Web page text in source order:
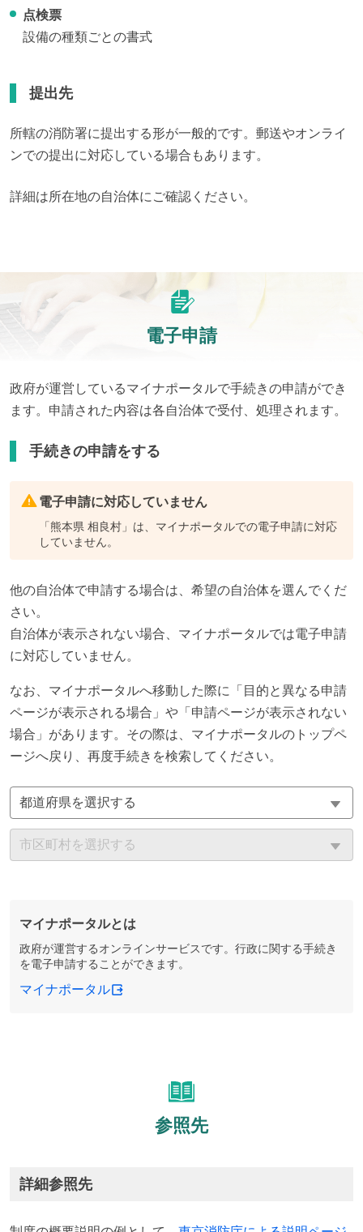
点検票
設備の種類ごとの書式
提出先
所轄の消防署に提出する形が一般的です。郵送やオンライ
ンでの提出に対応している場合もあります。
詳細は所在地の自治体にご確認ください。
電子申請
政府が運営しているマイナポータルで手続きの申請ができ
ます。申請された内容は各自治体で受付、処理されます。
手続きの申請をする
電子申請に対応していません
「熊本県 相良村 」は、マイナポータルでの電子申請に対応
していません。
他の自治体で申請する場合は、希望の自治体を選んでくだ
さい。
自治体が表示されない場合、マイナポータルでは電子申請
に対応していません。
なお、マイナポータルへ移動した際に「目的と異なる申請
ページが表示される場合」や「申請ページが表示されない
場合」があります。その際は、マイナポータルのトップペ
ージへ戻り、再度手続きを検索してください。
マイナポータルとは
政府が運営するオンラインサービスです。行政に関する手続き
を電子申請することができます。
マイナポータル
参照先
詳細参照先